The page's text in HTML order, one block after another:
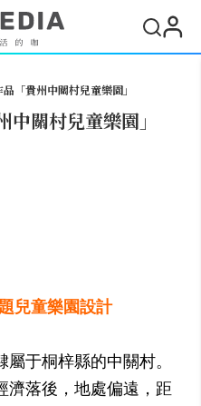
「貴州中關村兒童樂園」
關村兒童樂園」
兒童樂園設計
于桐梓縣的中關村。
濟落後，地處偏遠，距